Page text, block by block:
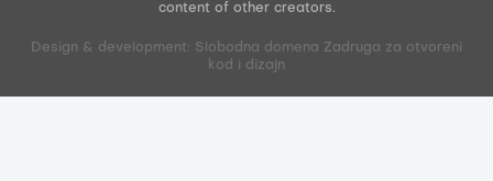
content of other creators.
Design & development: Slobodna domena Zadruga za otvoreni
kod i dizajn